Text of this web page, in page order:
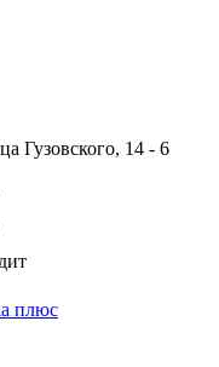
Гузовского, 14 - 6
плюс